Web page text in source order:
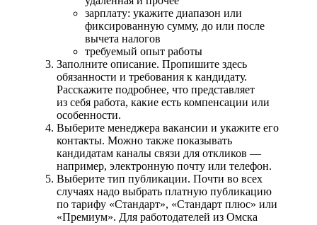
зарплату: укажите диапазон или
фиксированную сумму, до или после
вычета налогов
требуемый опыт работы
Заполните описание. Пропишите здесь
обязанности и требования к кандидату.
Расскажите подробнее, что представляет
из себя работа, какие есть компенсации или
особенности.
Выберите менеджера вакансии и укажите его
контакты. Можно также показывать
кандидатам каналы связи для откликов —
например, электронную почту или телефон.
Выберите тип публикации. Почти во всех
случаях надо выбрать платную публикацию
по тарифу «Стандарт», «Стандарт плюс» или
«Премиум». Для работодателей из Омска